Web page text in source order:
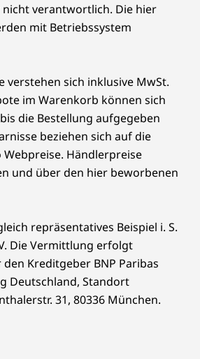
Smart Meeting
und verbesserte
unserer 5-MP-Webcam mit
Sie garantiert immer gut
aus. Keine
aus Post-Consumer-
und Scharnier
% aus recycelten
Gewässern, Verpackung aus
STAR®
Massenspeiche
Bis zu 1 TB M.2
Jetzt kaufen
Vergleichen
r
Jetzt
Desktops und All-in-One-PCs
verantwortlich. Die hier
mit Betriebssystem
verstehen sich inklusive MwSt.
im Warenkorb können sich
die Bestellung aufgegeben
beziehen sich auf die
Händlerpreise
und über den hier beworbenen
repräsentatives Beispiel i. S.
Die Vermittlung erfolgt
Kreditgeber BNP Paribas
Deutschland, Standort
31, 80336 München.